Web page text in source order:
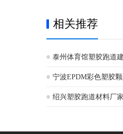
相关推荐
泰州体育馆塑胶跑道
宁波EPDM彩色塑胶
绍兴塑胶跑道材料厂